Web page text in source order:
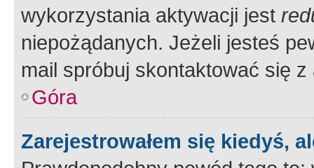
wykorzystania aktywacji jest
niepożądanych. Jeżeli jesteś
mail spróbuj skontaktować się
Góra
Zarejestrowałem się kiedyś,